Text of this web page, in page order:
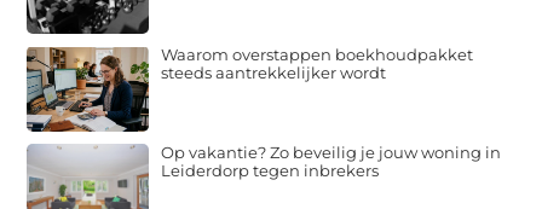
Waarom overstappen boekhoudpakket
steeds aantrekkelijker wordt
Op vakantie? Zo beveilig je jouw woning in
Leiderdorp tegen inbrekers